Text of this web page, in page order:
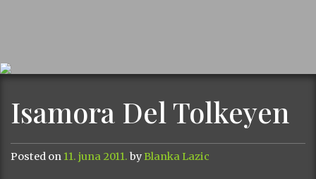
Isamora Del Tolkeyen
Posted on 11. juna 2011. by Blanka Lazic